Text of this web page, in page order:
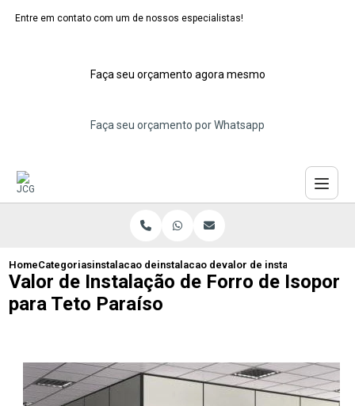
Entre em contato com um de nossos especialistas!
Faça seu orçamento agora mesmo
Faça seu orçamento por Whatsapp
HomeCategoriasinstalacao de forros de isopor
instalacao de forro de isopor para
valor de instalacao de
Valor de Instalação de Forro de Isopor
para Teto Paraíso